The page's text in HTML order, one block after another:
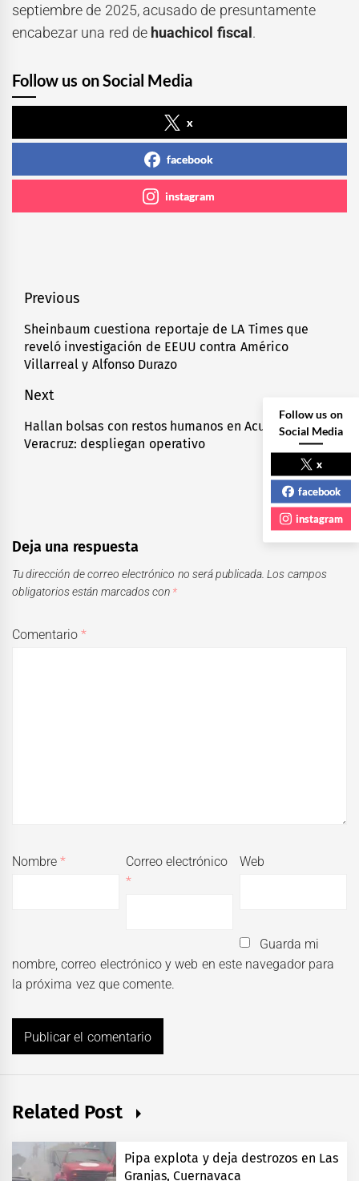
septiembre de 2025, acusado de presuntamente
encabezar una red de huachicol fiscal .
Follow us on Social Media
x
facebook
instagram
Navegación
de
entradas
Previous
Previous
post:
Sheinbaum cuestiona reportaje de LA Times que
reveló investigación de EEUU contra Américo
Villarreal y Alfonso Durazo
Next
Next
post:
Hallan bolsas con restos humanos en Acultzingo,
Veracruz: despliegan operativo
Deja una respuesta
Tu dirección de correo electrónico no será publicada. Los campos
obligatorios están marcados con *
Comentario*
Nombre*
Correo electrónico
*
Web
Guarda mi
nombre, correo electrónico y web en este navegador para
la próxima vez que comente.
Related Post
Pipa explota y deja destrozos en Las
Granjas, Cuernavaca
Follow us on
Social Media
x
facebook
instagram